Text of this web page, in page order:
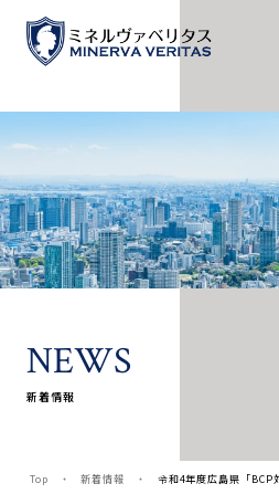
NEWS
新着情報
Top 新着情報 令和4年度広島県「